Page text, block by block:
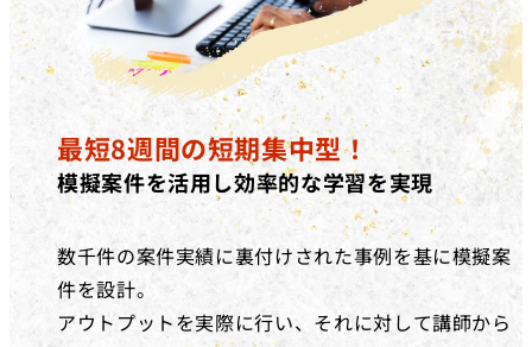
最短8週間の短期集中型！
模擬案件を活用し効率的な学習を実現
数千件の案件実績に裏付けされた事例を基に模擬案
件を設計。
アウトプットを実際に行い、それに対して講師から